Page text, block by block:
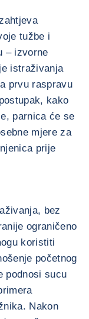
tužbe i
– izvorne
istraživanja
prvu raspravu
kako
parnica će se
mjere za
prije
bez
ograničeno
koristiti
početnog
podnosi sucu
Nakon